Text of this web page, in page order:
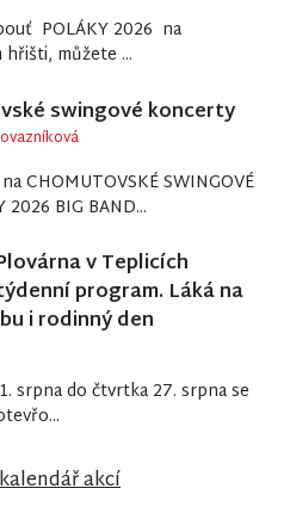
POLÁKY 2026 na
můžete ...
swingové koncerty
CHOMUTOVSKÉ SWINGOVÉ
2026 BIG BAND...
v Teplicích
program. Láká na
i rodinný den
srpna do čtvrtka 27. srpna se
akcí